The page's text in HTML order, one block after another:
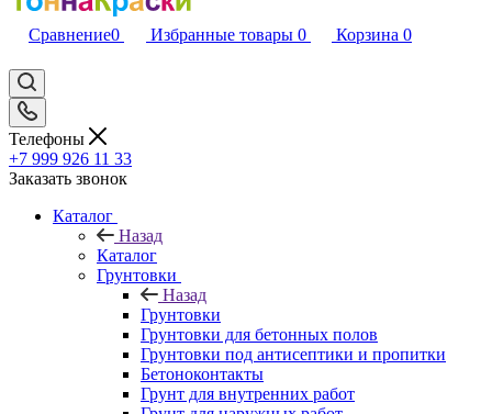
Сравнение0 Избранные товары 0 Корзина 0
Телефоны
+7 999 926 11 33
Заказать звонок
Каталог
Назад
Каталог
Грунтовки
Назад
Грунтовки
Грунтовки для бетонных полов
Грунтовки под антисептики и пропитки
Бетоноконтакты
Грунт для внутренних работ